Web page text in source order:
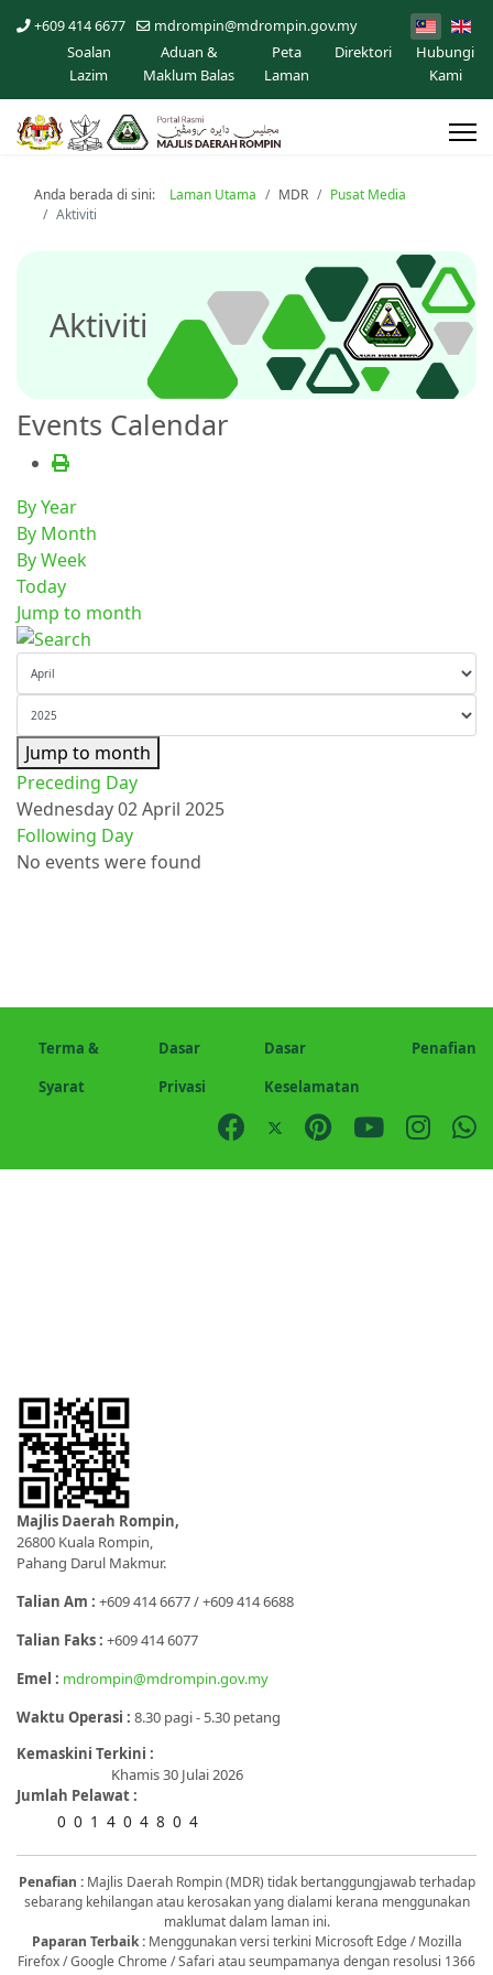
+609 414 6677 mdrompin@mdrompin.gov.my
Soalan
Lazim
Aduan &
Maklum Balas
Peta
Laman
Direktori
Hubungi
Kami
Anda berada di sini: Laman Utama MDR
Pusat Media
Aktiviti
Aktiviti
Events Calendar
By Year
By Month
By Week
Today
Jump to month
Jump to month
Preceding Day
Wednesday 02 April 2025
Following Day
No events were found
Terma &
Syarat
Dasar
Privasi
Dasar
Keselamatan
Penafian
Majlis Daerah Rompin,
26800 Kuala Rompin,
Pahang Darul Makmur.
Talian Am : +609 414 6677 / +609 414 6688
Talian Faks : +609 414 6077
Emel : mdrompin@mdrompin.gov.my
Waktu Operasi : 8.30 pagi - 5.30 petang
Kemaskini Terkini :
Khamis 30 Julai 2026
Jumlah Pelawat :
0 0 1 4 0 4 8 0 4
Penafian :Majlis Daerah Rompin (MDR) tidak bertanggungjawab terhadap
sebarang kehilangan atau kerosakan yang dialami kerana menggunakan
maklumat dalam laman ini.
Paparan Terbaik : Menggunakan versi terkini Microsoft Edge / Mozilla
Firefox / Google Chrome / Safari atau seumpamanya dengan resolusi 1366